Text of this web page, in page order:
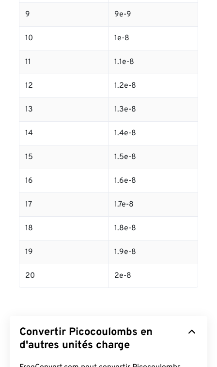
9 9e-9
10 1e-8
11 1.1e-8
12 1.2e-8
13 1.3e-8
14 1.4e-8
15 1.5e-8
16 1.6e-8
17 1.7e-8
18 1.8e-8
19 1.9e-8
20 2e-8
Convertir Picocoulombs en
d'autres unités charge